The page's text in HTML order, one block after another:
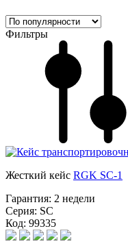
Фильтры
Жесткий кейс RGK SC-1
Гарантия: 2 недели
Серия: SC
Код: 99335